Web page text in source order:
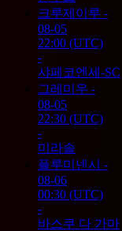
크루제이루 -
08-05
22:00 (UTC)
-
샤페코엔세-SC
그레미우 -
08-05
22:30 (UTC)
-
미라솔
플루미넨시 -
08-06
00:30 (UTC)
-
바스쿠 다 가마